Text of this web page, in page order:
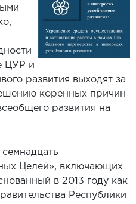
ЦУР и
развития выходят за
коренных причин
развития на
Целей», включающих
в 2013 году как
Республики